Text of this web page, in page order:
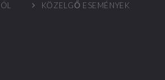
KÖZELGŐ ESEMÉNYEK